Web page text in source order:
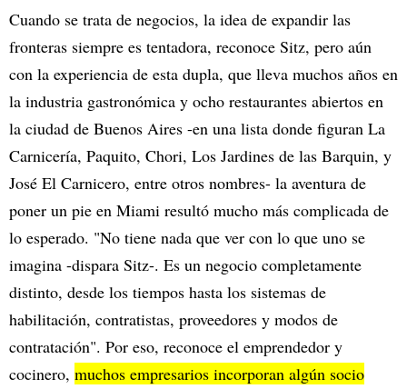
Cuando se trata de negocios, la idea de expandir las
fronteras siempre es tentadora, reconoce Sitz, pero aún
con la experiencia de esta dupla, que lleva muchos años en
la industria gastronómica y ocho restaurantes abiertos en
la ciudad de Buenos Aires -en una lista donde figuran La
Carnicería, Paquito, Chori, Los Jardines de las Barquin, y
José El Carnicero, entre otros nombres- la aventura de
poner un pie en Miami resultó mucho más complicada de
lo esperado. "No tiene nada que ver con lo que uno se
imagina -dispara Sitz-. Es un negocio completamente
distinto, desde los tiempos hasta los sistemas de
habilitación, contratistas, proveedores y modos de
contratación". Por eso, reconoce el emprendedor y
cocinero, muchos empresarios incorporan algún socio